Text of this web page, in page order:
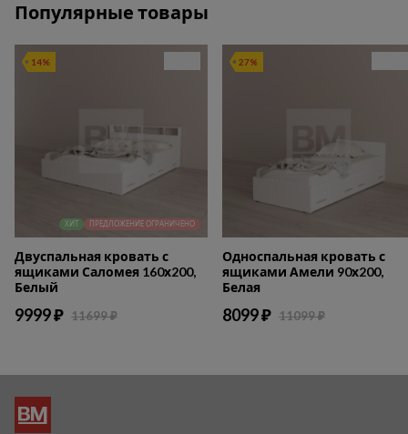
Популярные товары
14%
ХИТ ПРЕДЛОЖЕНИЕ ОГРАНИЧЕНО
Двуспальная кровать с
ящиками Саломея 160х200,
Белый
9999 ₽ 11699 ₽
27%
Односпальная кровать с
ящиками Амели 90х200,
Белая
8099 ₽ 11099 ₽